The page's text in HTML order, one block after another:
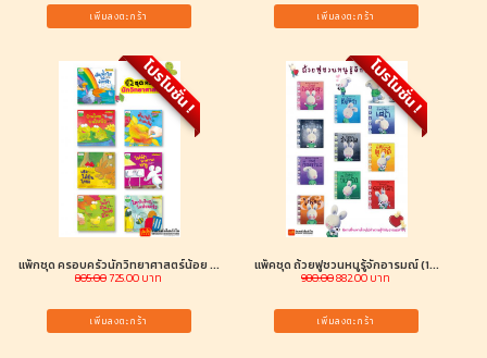
เพิ่มลงตะกร้า เพิ่มลงตะกร้า
โปรโมชั่น !
แพ็กชุด ครอบครัวนักวิทยาศาสตร์น้อย ...
805.00725.00 บาท
เพิ่มลงตะกร้า
โปรโมชั่น !
แพ็คชุด ถ้วยฟูชวนหนูรู้จักอารมณ์ (1...
980.00882.00 บาท
เพิ่มลงตะกร้า